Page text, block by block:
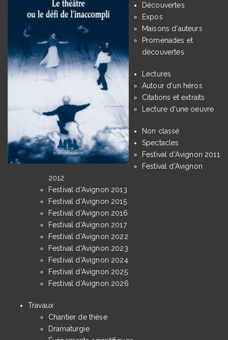
Découvertes
Expos
Maisons d'auteurs
Promenades et
découvertes
Lectures
Autour d'un héros
Citations et extraits
Lecture d'une oeuvre
Non classé
Spectacles
Festival d'Avignon 2011
Festival d'Avignon
2012
Festival d'Avignon 2013
Festival d'Avignon 2015
Festival d'Avignon 2016
Festival d'Avignon 2017
Festival d'Avignon 2022
Festival d'Avignon 2023
Festival d'Avignon 2024
Festival d'Avignon 2025
Festival d'Avignon 2026
Travaux
Chantier de thèse
Dramaturgie